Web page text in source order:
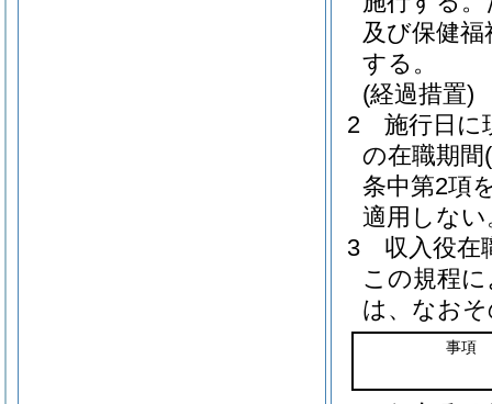
及び保健
する。
(経過措置)
2
施行日に
の在職期間
条中第2項
適用しない
3
収入役在
この規程
は、なお
事項